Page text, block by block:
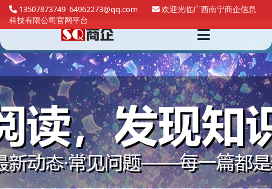
13507873749 64962273@qq.com
欢迎光临广西南宁商企信息
科技有限公司官网平台